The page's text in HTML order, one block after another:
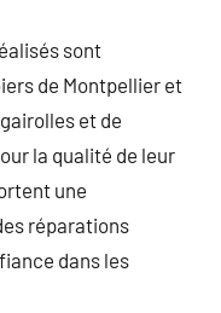
sont
de Montpellier et
et de
la qualité de leur
une
réparations
dans les